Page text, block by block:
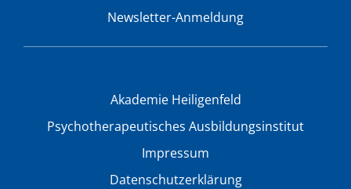
Newsletter-Anmeldung
Akademie Heiligenfeld
Psychotherapeutisches Ausbildungsinstitut
Impressum
Datenschutzerklärung